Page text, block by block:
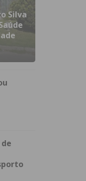
Silva